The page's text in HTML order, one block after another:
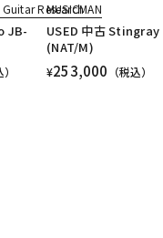
Research
JB-
MUSICMAN
USED 中古 Stingray
(NAT/M)
¥253,000 （税込）